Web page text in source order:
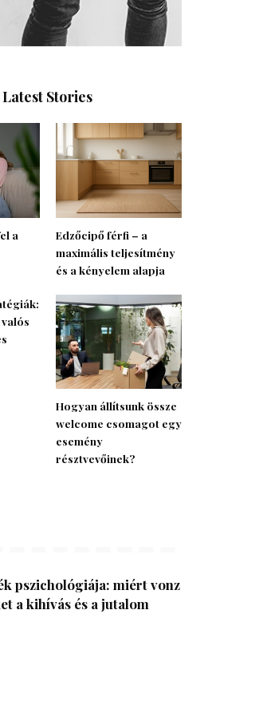
Latest Stories
a
Edzőcipő férfi – a
maximális teljesítmény
és a kényelem alapja
Hogyan állítsunk össze
welcome csomagot egy
esemény
résztvevőinek?
pszichológiája: miért vonz
a kihívás és a jutalom